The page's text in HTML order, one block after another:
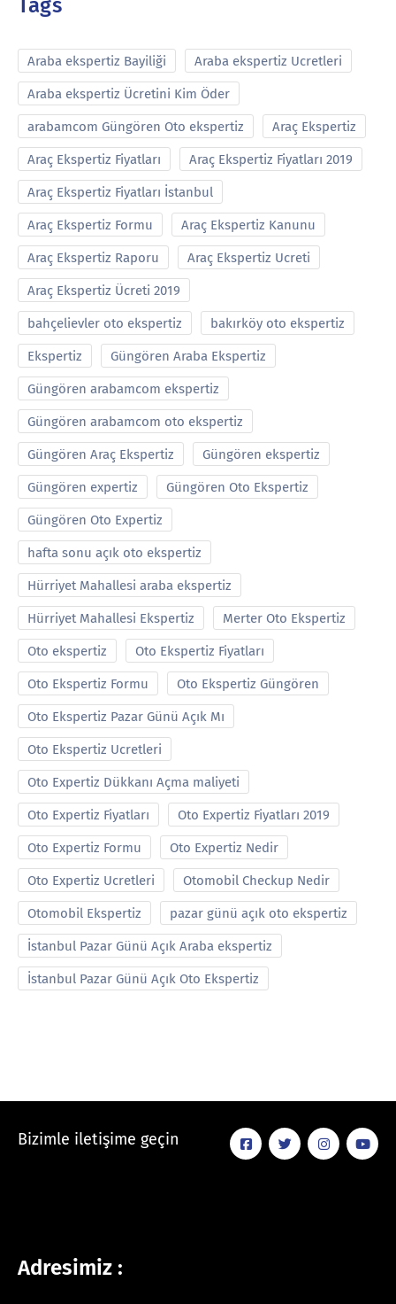
Tags
Araba ekspertiz Bayiliği Araba ekspertiz Ucretleri
Araba ekspertiz Ücretini Kim Öder
arabamcom Güngören Oto ekspertiz Araç Ekspertiz
Araç Ekspertiz Fiyatları Araç Ekspertiz Fiyatları 2019
Araç Ekspertiz Fiyatları İstanbul
Araç Ekspertiz Formu Araç Ekspertiz Kanunu
Araç Ekspertiz Raporu Araç Ekspertiz Ucreti
Araç Ekspertiz Ücreti 2019
bahçelievler oto ekspertiz bakırköy oto ekspertiz
Ekspertiz Güngören Araba Ekspertiz
Güngören arabamcom ekspertiz
Güngören arabamcom oto ekspertiz
Güngören Araç Ekspertiz Güngören ekspertiz
Güngören expertiz Güngören Oto Ekspertiz
Güngören Oto Expertiz
hafta sonu açık oto ekspertiz
Hürriyet Mahallesi araba ekspertiz
Hürriyet Mahallesi Ekspertiz Merter Oto Ekspertiz
Oto ekspertiz Oto Ekspertiz Fiyatları
Oto Ekspertiz Formu Oto Ekspertiz Güngören
Oto Ekspertiz Pazar Günü Açık Mı
Oto Ekspertiz Ucretleri
Oto Expertiz Dükkanı Açma maliyeti
Oto Expertiz Fiyatları Oto Expertiz Fiyatları 2019
Oto Expertiz Formu Oto Expertiz Nedir
Oto Expertiz Ucretleri Otomobil Checkup Nedir
Otomobil Ekspertiz pazar günü açık oto ekspertiz
İstanbul Pazar Günü Açık Araba ekspertiz
İstanbul Pazar Günü Açık Oto Ekspertiz
Bizimle iletişime geçin
Adresimiz :